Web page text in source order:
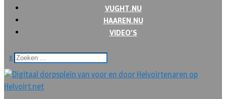
VUGHT.NU
HAAREN.NU
VIDEO’S
x